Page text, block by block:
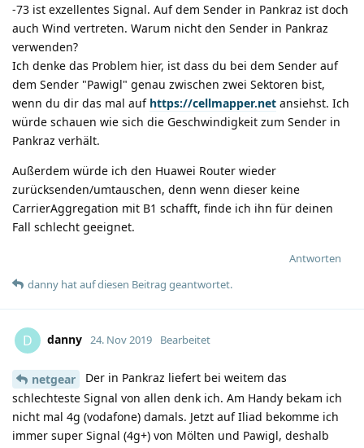
-73 ist exzellentes Signal. Auf dem Sender in Pankraz ist doch
auch Wind vertreten. Warum nicht den Sender in Pankraz
verwenden?
Ich denke das Problem hier, ist dass du bei dem Sender auf
dem Sender "Pawigl" genau zwischen zwei Sektoren bist,
wenn du dir das mal auf https://cellmapper.net ansiehst. Ich
würde schauen wie sich die Geschwindigkeit zum Sender in
Pankraz verhält.
Außerdem würde ich den Huawei Router wieder
zurücksenden/umtauschen, denn wenn dieser keine
CarrierAggregation mit B1 schafft, finde ich ihn für deinen
Fall schlecht geeignet.
Antworten
danny hatauf diesen Beitrag geantwortet.
D danny 24. Nov 2019 Bearbeitet
netgear
Der in Pankraz liefert bei weitem das
schlechteste Signal von allen denk ich. Am Handy bekam ich
nicht mal 4g (vodafone) damals. Jetzt auf Iliad bekomme ich
immer super Signal (4g+) von Mölten und Pawigl, deshalb